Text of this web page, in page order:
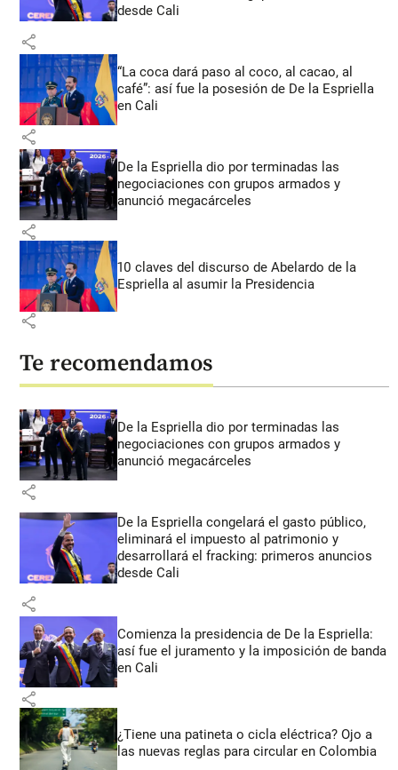
desde Cali
share
“La coca dará paso al coco, al cacao, al
café”: así fue la posesión de De la Espriella
en Cali
share
De la Espriella dio por terminadas las
negociaciones con grupos armados y
anunció megacárceles
share
10 claves del discurso de Abelardo de la
Espriella al asumir la Presidencia
share
Te recomendamos
De la Espriella dio por terminadas las
negociaciones con grupos armados y
anunció megacárceles
share
De la Espriella congelará el gasto público,
eliminará el impuesto al patrimonio y
desarrollará el fracking: primeros anuncios
desde Cali
share
Comienza la presidencia de De la Espriella:
así fue el juramento y la imposición de banda
en Cali
share
¿Tiene una patineta o cicla eléctrica? Ojo a
las nuevas reglas para circular en Colombia